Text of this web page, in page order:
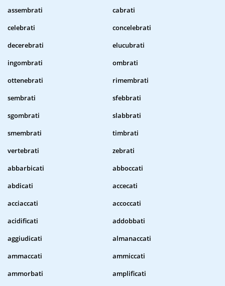
assembrati
cabrati
celebrati
concelebrati
decerebrati
elucubrati
ingombrati
ombrati
ottenebrati
rimembrati
sembrati
sfebbrati
sgombrati
slabbrati
smembrati
timbrati
vertebrati
zebrati
abbarbicati
abboccati
abdicati
accecati
acciaccati
accoccati
acidificati
addobbati
aggiudicati
almanaccati
ammaccati
ammiccati
ammorbati
amplificati